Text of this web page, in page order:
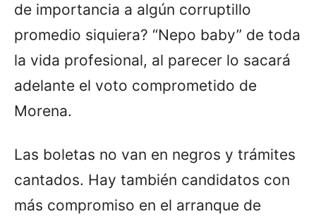
de importancia a algún corruptillo
promedio siquiera? “Nepo baby” de toda
la vida profesional, al parecer lo sacará
adelante el voto comprometido de
Morena.
Las boletas no van en negros y trámites
cantados. Hay también candidatos con
más compromiso en el arranque de